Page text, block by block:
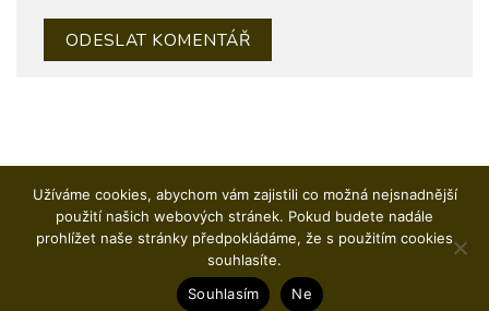
CAJON DJEMBE A OSTATNÍ PERKUSE WORKSHOPY
OBCHODNÍ PODMÍNKY
Copyright 2026 ©Chantek
Užíváme cookies, abychom vám zajistili co možná nejsnadnější
použití našich webových stránek. Pokud budete nadále
prohlížet naše stránky předpokládáme, že s použitím cookies
souhlasíte.
Souhlasím
Ne